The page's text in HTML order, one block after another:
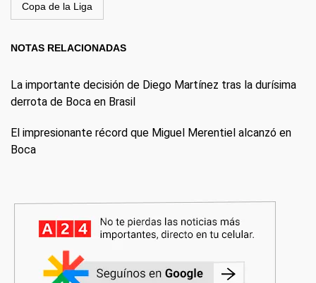
Copa de la Liga
NOTAS RELACIONADAS
La importante decisión de Diego Martínez tras la durísima
derrota de Boca en Brasil
El impresionante récord que Miguel Merentiel alcanzó en
Boca